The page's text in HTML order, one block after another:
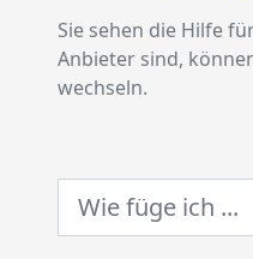
Sie sehen die Hilfe
Anbieter sind,
wechseln.